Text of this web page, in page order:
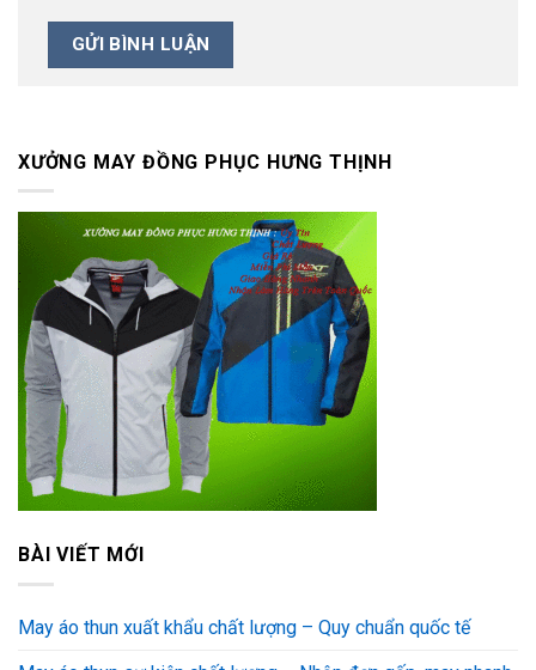
XƯỞNG MAY ĐỒNG PHỤC HƯNG THỊNH
BÀI VIẾT MỚI
May áo thun xuất khẩu chất lượng – Quy chuẩn quốc tế